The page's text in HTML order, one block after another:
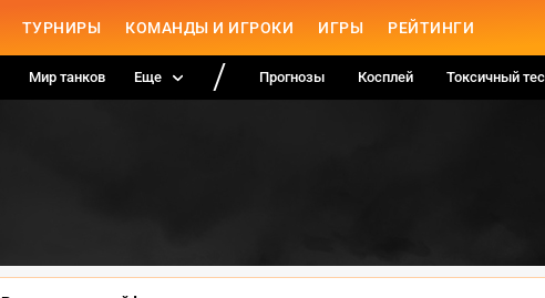
ТУРНИРЫ КОМАНДЫ И ИГРОКИ ИГРЫ РЕЙТИНГИ
Мир танков Еще Прогнозы Косплей Токсичный